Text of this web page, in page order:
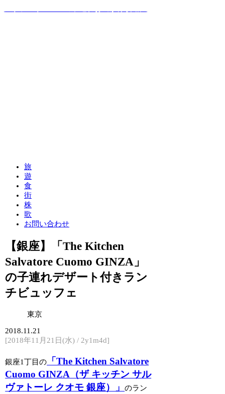
旅
遊
食
街
株
歌
お問い合わせ
【銀座】「The Kitchen
Salvatore Cuomo GINZA」
の子連れデザート付きラン
チビュッフェ
東京
2018.11.21
[2018年11月21日(水) / 2y1m4d]
銀座1丁目の
「The Kitchen Salvatore
Cuomo GINZA（ザ キッチン サル
ヴァトーレ クオモ 銀座）」のラン